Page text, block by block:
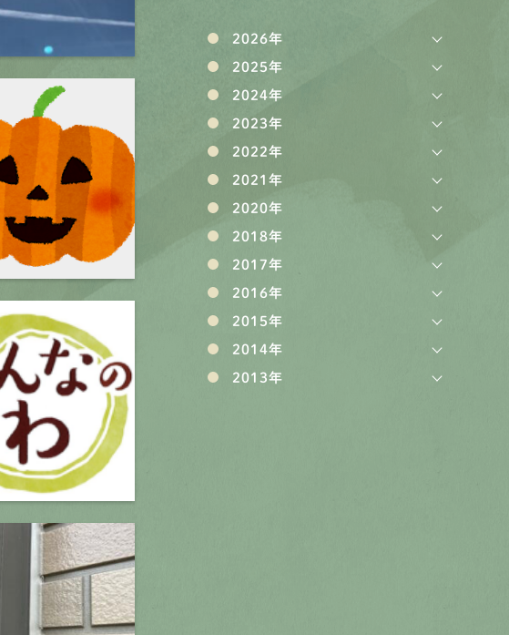
2026年
2025年
2024年
2023年
2022年
2021年
2020年
2018年
2017年
2016年
2015年
2014年
2013年